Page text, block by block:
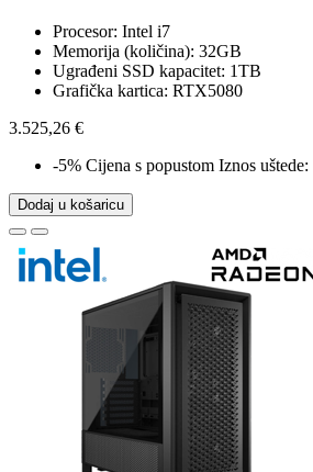
Procesor: Intel i7
Memorija (količina): 32GB
Ugrađeni SSD kapacitet: 1TB
Grafička kartica: RTX5080
3.525,26 €
-5% Cijena s popustom Iznos
Dodaj u košaricu